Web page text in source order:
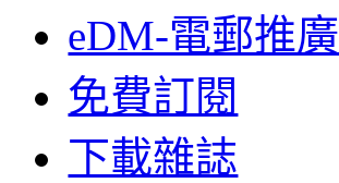
eDM-電郵推廣
免費訂閱
下載雜誌